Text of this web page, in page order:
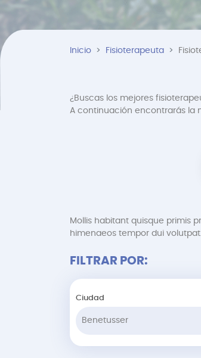
Inicio Fisioterapeuta
¿Buscas los mejores
A continuación encontrarás la
Mollis habitant quisque primis
himenaeos tempor dui
FILTRAR POR:
Ciudad